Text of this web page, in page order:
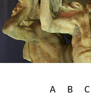
A B C